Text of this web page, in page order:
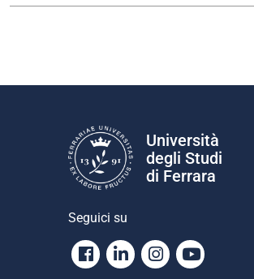
Università
degli Studi
di Ferrara
Seguici su
Facebook
LinkedinInstagram
Youtube